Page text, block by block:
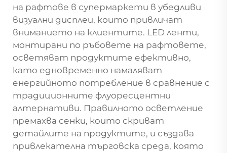
на рафтове в супермаркети в убедливи
визуални дисплеи, които привличат
вниманието на клиентите. LED ленти,
монтирани по ръбовете на рафтовете,
осветяват продуктите ефективно,
като едновременно намаляват
енергийното потребление в сравнение с
традиционните флуоресцентни
алтернативи. Правилното осветление
премахва сенки, които скриват
детайлите на продуктите, и създава
привлекателна търговска среда, която